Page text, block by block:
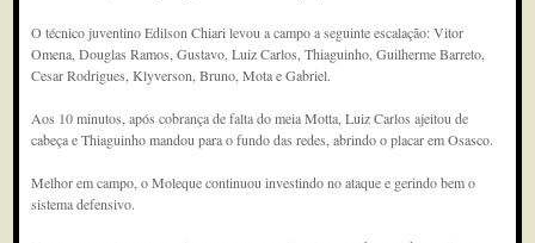
O técnico juventino Edilson Chiari levou a campo a seguinte escalação: Vitor
Omena, Douglas Ramos, Gustavo, Luiz Carlos, Thiaguinho, Guilherme Barreto,
Cesar Rodrigues, Klyverson, Bruno, Mota e Gabriel.
Aos 10 minutos, após cobrança de falta do meia Motta, Luiz Carlos ajeitou de
cabeça e Thiaguinho mandou para o fundo das redes, abrindo o placar em Osasco.
Melhor em campo, o Moleque continuou investindo no ataque e gerindo bem o
sistema defensivo.